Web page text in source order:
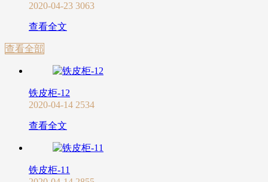
2020-04-23 3063
查看全文
查看全部
铁皮柜-12
2020-04-14 2534
查看全文
铁皮柜-11